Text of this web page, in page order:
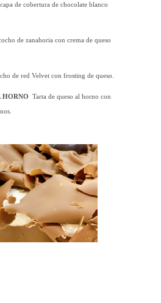
de cobertura de chocolate blanco
de zanahoria con crema de queso
de red Velvet con frosting de queso.
HORNO Tarta de queso al horno con